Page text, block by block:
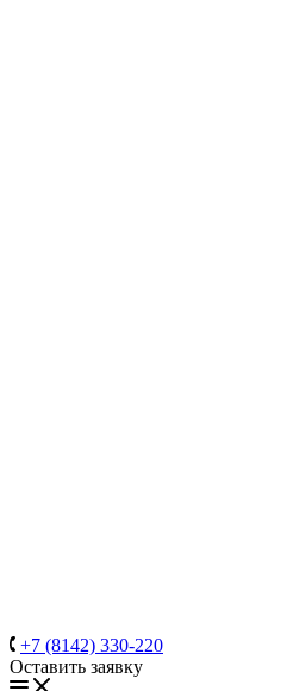
+7 (8142) 330-220
Оставить заявку